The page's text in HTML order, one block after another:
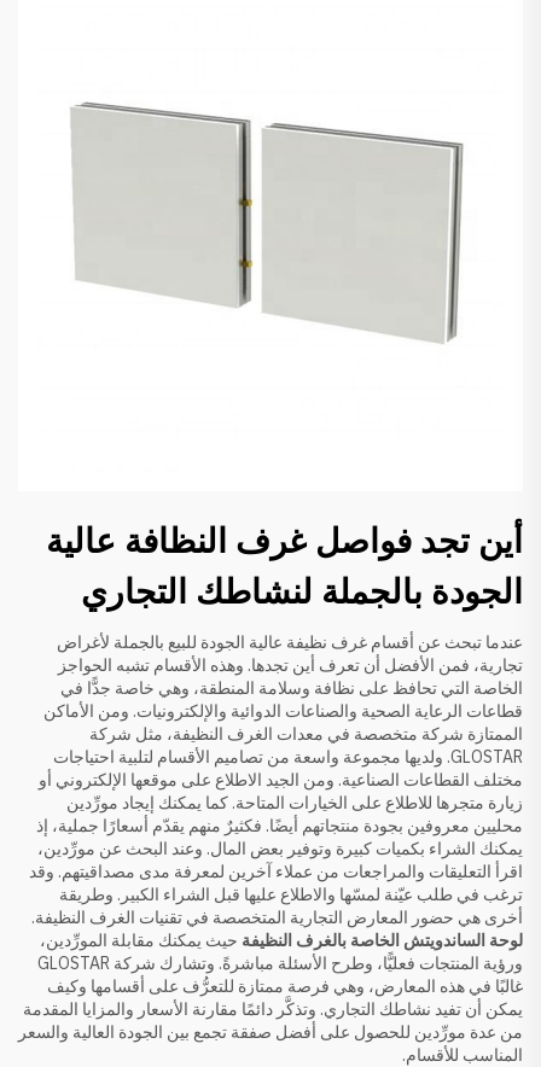
أين تجد فواصل غرف النظافة عالية
الجودة بالجملة لنشاطك التجاري
عندما تبحث عن أقسام غرف نظيفة عالية الجودة للبيع بالجملة لأغراض
تجارية، فمن الأفضل أن تعرف أين تجدها. وهذه الأقسام تشبه الحواجز
الخاصة التي تحافظ على نظافة وسلامة المنطقة، وهي خاصة جدًّا في
قطاعات الرعاية الصحية والصناعات الدوائية والإلكترونيات. ومن الأماكن
الممتازة شركة متخصصة في معدات الغرف النظيفة، مثل شركة
GLOSTAR. ولديها مجموعة واسعة من تصاميم الأقسام لتلبية احتياجات
مختلف القطاعات الصناعية. ومن الجيد الاطلاع على موقعها الإلكتروني أو
زيارة متجرها للاطلاع على الخيارات المتاحة. كما يمكنك إيجاد مورِّدين
محليين معروفين بجودة منتجاتهم أيضًا. فكثيرٌ منهم يقدّم أسعارًا جملية، إذ
يمكنك الشراء بكميات كبيرة وتوفير بعض المال. وعند البحث عن مورِّدين،
اقرأ التعليقات والمراجعات من عملاء آخرين لمعرفة مدى مصداقيتهم. وقد
ترغب في طلب عيّنة لمسّها والاطلاع عليها قبل الشراء الكبير. وطريقة
أخرى هي حضور المعارض التجارية المتخصصة في تقنيات الغرف النظيفة.
لوحة الساندويتش الخاصة بالغرف النظيفة حيث يمكنك مقابلة المورِّدين،
ورؤية المنتجات فعليًّا، وطرح الأسئلة مباشرةً. وتشارك شركة GLOSTAR
غالبًا في هذه المعارض، وهي فرصة ممتازة للتعرُّف على أقسامها وكيف
يمكن أن تفيد نشاطك التجاري. وتذكَّر دائمًا مقارنة الأسعار والمزايا المقدمة
من عدة مورِّدين للحصول على أفضل صفقة تجمع بين الجودة العالية والسعر
المناسب للأقسام.